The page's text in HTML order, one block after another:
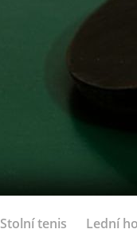
Stolní tenis Lední